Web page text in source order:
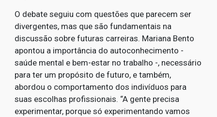
O debate seguiu com questões que parecem ser
divergentes, mas que são fundamentais na
discussão sobre futuras carreiras. Mariana Bento
apontou a importância do autoconhecimento -
saúde mental e bem-estar no trabalho -, necessário
para ter um propósito de futuro, e também,
abordou o comportamento dos indivíduos para
suas escolhas profissionais. “A gente precisa
experimentar, porque só experimentando vamos